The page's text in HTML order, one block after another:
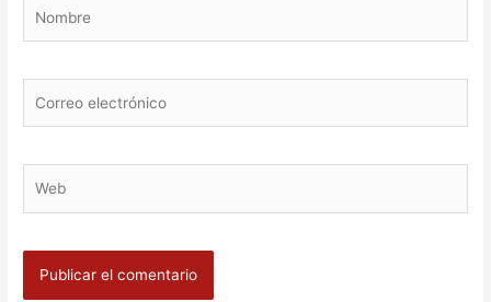
electrónico